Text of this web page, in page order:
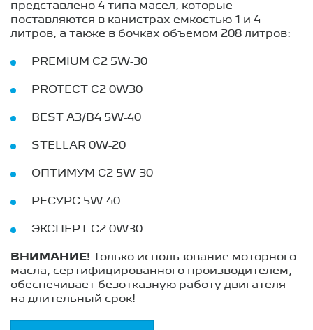
представлено 4 типа масел, которые
поставляются в канистрах емкостью 1 и 4
литров, а также в бочках объемом 208 литров:
PREMIUM C2 5W-30
PROTECT C2 0W30
BEST A3/B4 5W-40
STELLAR 0W-20
ОПТИМУМ C2 5W-30
РЕСУРС 5W-40
ЭКСПЕРТ C2 0W30
ВНИМАНИЕ! Только использование моторного
масла, сертифицированного производителем,
обеспечивает безотказную работу двигателя
на длительный срок!